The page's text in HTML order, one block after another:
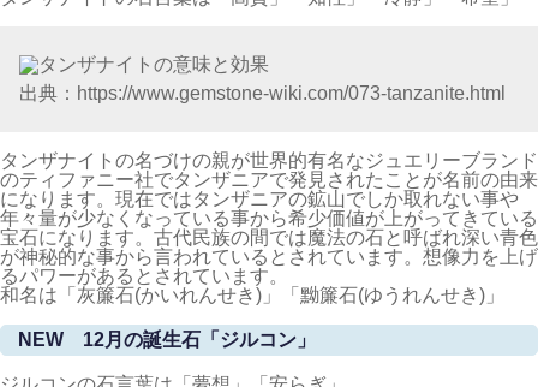
出典：https://nature-guidance.jp/SHOP/lpifcm642.html
の「lazward (空のような青)」に由来しています。日本では
「瑠璃」と呼ばれています。岩絵の具の顔料としても使われて
います。
また世界最古のパワーストーンとしても有名で紀元前数千年と
いう時代から古代エジプトやバビロニアで装飾品、護符などに
使われてツタンカーメン王の棺からもたくさんのラビスラズリ
が発見されているそうです。
主な産地はアフガニスタン、ロシア、チリ、ミャンマー、アメ
和名「青金石（せいきんせき）「瑠璃（るり）」